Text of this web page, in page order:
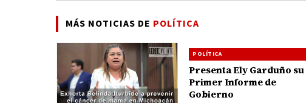
MÁS NOTICIAS DE POLÍTICA
POLÍTICA
Presenta Ely Garduño su
Primer Informe de
Gobierno